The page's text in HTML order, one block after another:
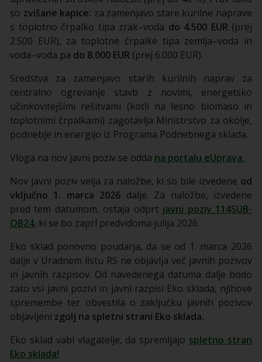
so zvišane kapice: za zamenjavo stare kurilne naprave
s toplotno črpalko tipa zrak–voda do 4.500 EUR(prej
2.500 EUR), za toplotne črpalke tipa zemlja–voda in
voda–voda pa do 8.000 EUR (prej 6.000 EUR).
Sredstva za zamenjavo starih kurilnih naprav za
centralno ogrevanje stavb z novimi, energetsko
učinkovitejšimi rešitvami (kotli na lesno biomaso in
toplotnimi črpalkami) zagotavlja Ministrstvo za okolje,
podnebje in energijo iz Programa Podnebnega sklada.
Vloga na nov javni poziv se odda na portalu eUprava.
Nov javni poziv velja za naložbe, ki so bile izvedene od
vključno 1. marca 2026 dalje. Za naložbe, izvedene
pred tem datumom, ostaja odprt javni poziv 114SUB-
OB24, ki se bo zaprl predvidoma julija 2026.
Eko sklad ponovno poudarja, da se od 1. marca 2026
dalje v Uradnem listu RS ne objavlja več javnih pozivov
in javnih razpisov. Od navedenega datuma dalje bodo
zato vsi javni pozivi in javni razpisi Eko sklada, njihove
spremembe ter obvestila o zaključku javnih pozivov
objavljeni zgolj na spletni strani Eko sklada.
Eko sklad vabi vlagatelje, da spremljajo spletno stran
Eko sklada!